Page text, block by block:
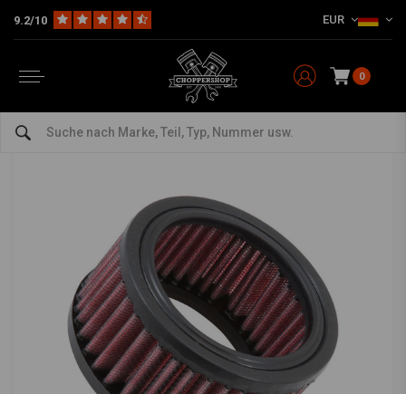
9.2/10 EUR
0
HD Einlass & Luftfilter 4 "runder Luftfilter Universal E-3120
4 "runder Luftfilter Universal E-3120